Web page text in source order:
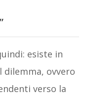
esiste in
dilemma, ovvero
verso la